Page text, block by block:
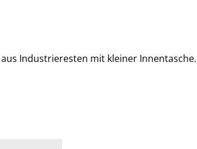
Industrieresten mit kleiner Innentasche.